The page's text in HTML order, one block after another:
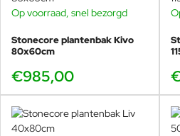
Op voorraad, snel bezorgd
Stonecore plantenbak Kivo
80x60cm
€985,00